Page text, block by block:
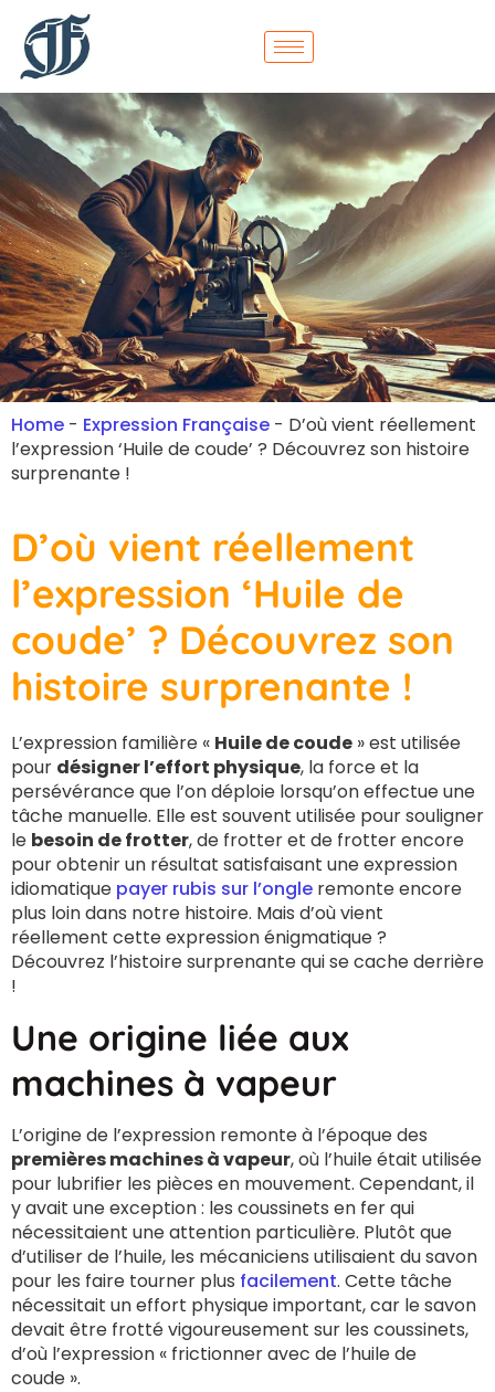
Home - Expression Française - D’où vient réellement
l’expression ‘Huile de coude’ ? Découvrez son histoire
surprenante !
D’où vient réellement
l’expression ‘Huile de
coude’ ? Découvrez son
histoire surprenante !
L’expression familière « Huile de coude » est utilisée
pour désigner l’effort physique, la force et la
persévérance que l’on déploie lorsqu’on effectue une
tâche manuelle. Elle est souvent utilisée pour souligner
le besoin de frotter, de frotter et de frotter encore
pour obtenir un résultat satisfaisant une expression
idiomatique payer rubis sur l’ongle remonte encore
plus loin dans notre histoire. Mais d’où vient
réellement cette expression énigmatique ?
Découvrez l’histoire surprenante qui se cache derrière
!
Une origine liée aux
machines à vapeur
L’origine de l’expression remonte à l’époque des
premières machines à vapeur, où l’huile était utilisée
pour lubrifier les pièces en mouvement. Cependant, il
y avait une exception : les coussinets en fer qui
nécessitaient une attention particulière. Plutôt que
d’utiliser de l’huile, les mécaniciens utilisaient du savon
pour les faire tourner plus facilement. Cette tâche
nécessitait un effort physique important, car le savon
devait être frotté vigoureusement sur les coussinets,
d’où l’expression « frictionner avec de l’huile de
coude ».